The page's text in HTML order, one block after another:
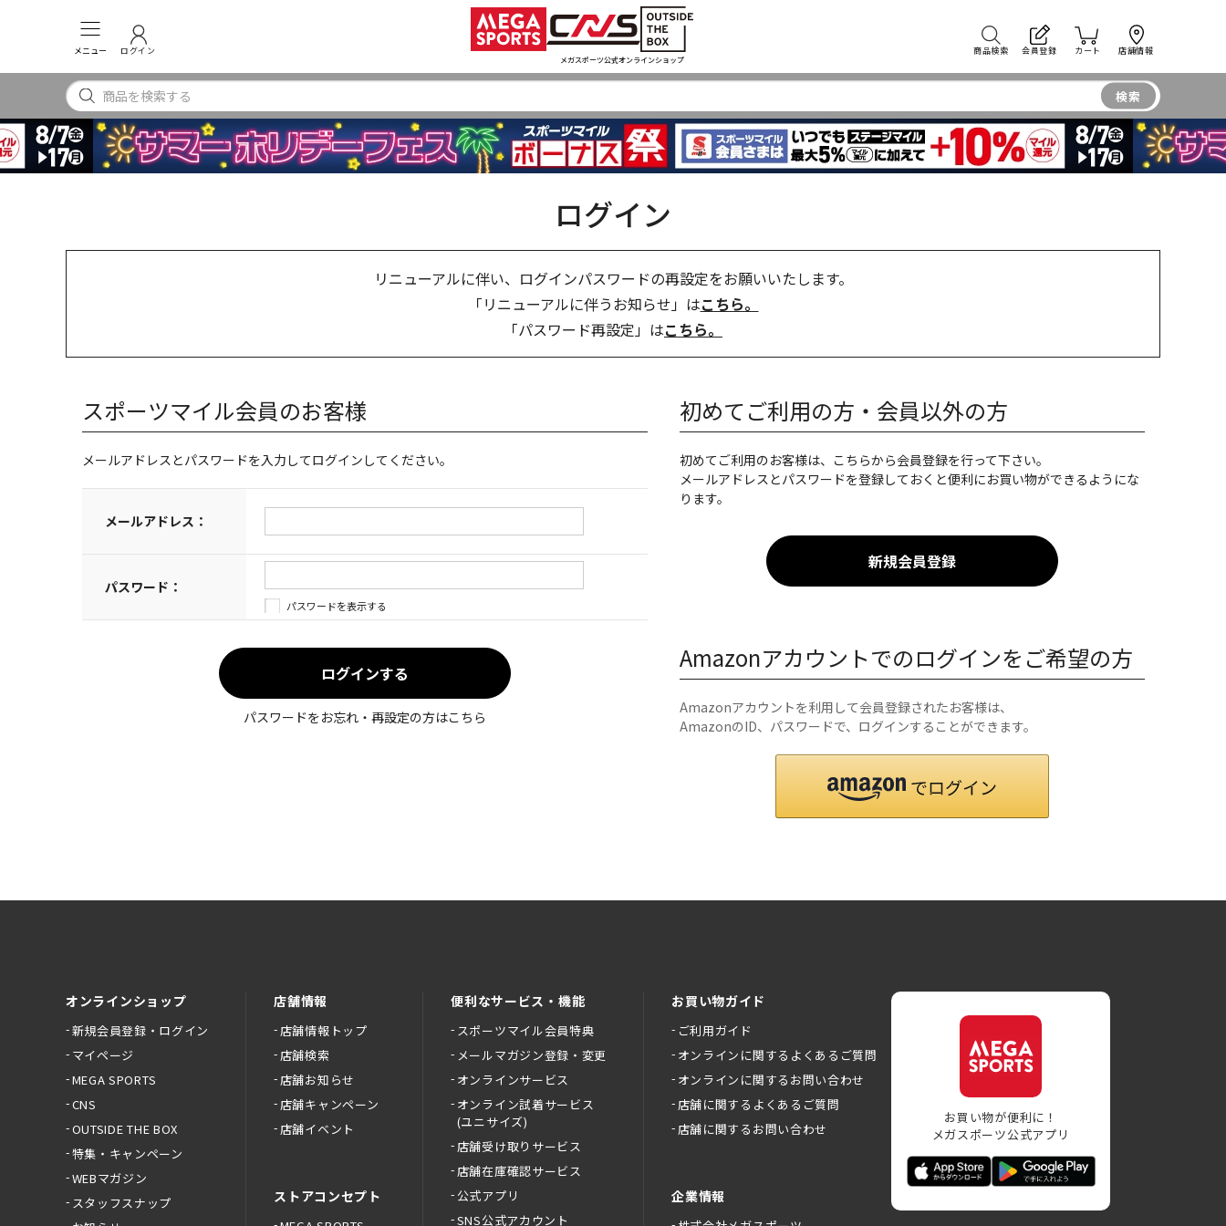
メニュー ログイン
メガスポーツ公式オンラインショップ
商品検索 会員登録 カート 店舗情報
検索
ログイン
リニューアルに伴い、ログインパスワードの再設定をお願いいたします。
「リニューアルに伴うお知らせ」はこちら。
「パスワード再設定」はこちら。
スポーツマイル会員のお客様
メールアドレスとパスワードを入力してログインしてください。
メールアドレス：
パスワード：
パスワードを表示する
パスワードをお忘れ・再設定の方はこちら
初めてご利用の方・会員以外の方
初めてご利用のお客様は、こちらから会員登録を行って下さい。
メールアドレスとパスワードを登録しておくと便利にお買い物ができるようにな
ります。
Amazonアカウントでのログインをご希望の方
Amazonアカウントを利用して会員登録されたお客様は、
AmazonのID、パスワードで、ログインすることができます。
オンラインショップ
新規会員登録・ログイン
マイページ
MEGA SPORTS
CNS
OUTSIDE THE BOX
特集・キャンペーン
WEBマガジン
スタッフスナップ
店舗情報
店舗情報トップ
店舗検索
店舗お知らせ
店舗キャンペーン
店舗イベント
ストアコンセプト
便利なサービス・機能
スポーツマイル会員特典
メールマガジン登録・変更
オンラインサービス
オンライン試着サービス
(ユニサイズ)
店舗受け取りサービス
店舗在庫確認サービス
公式アプリ
SNS公式アカウント
お買い物ガイド
ご利用ガイド
オンラインに関するよくあるご質問
オンラインに関するお問い合わせ
店舗に関するよくあるご質問
店舗に関するお問い合わせ
企業情報
お買い物が便利に！
メガスポーツ公式アプリ